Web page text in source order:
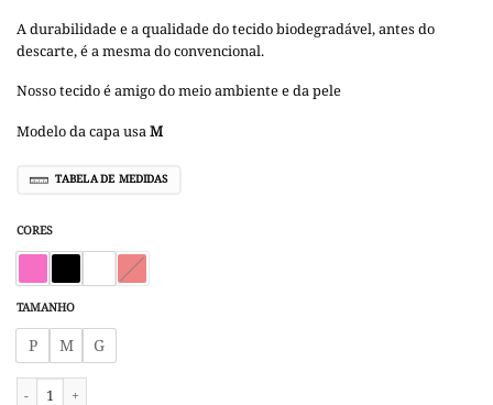
A durabilidade e a qualidade do tecido biodegradável, antes do
descarte, é a mesma do convencional.
Nosso tecido é amigo do meio ambiente e da pele
Modelo da capa usaM
TABELA DE MEDIDAS
CORES
TAMANHO
P M G